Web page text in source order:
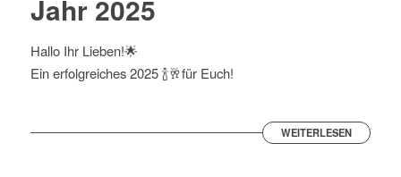
Jahr 2025
Hallo Ihr Lieben!🌟
Ein erfolgreiches 2025 🍾🥂für Euch!
WEITERLESEN